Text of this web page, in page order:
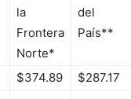
la
Frontera
Norte*
del
País**
$374.89 $287.17